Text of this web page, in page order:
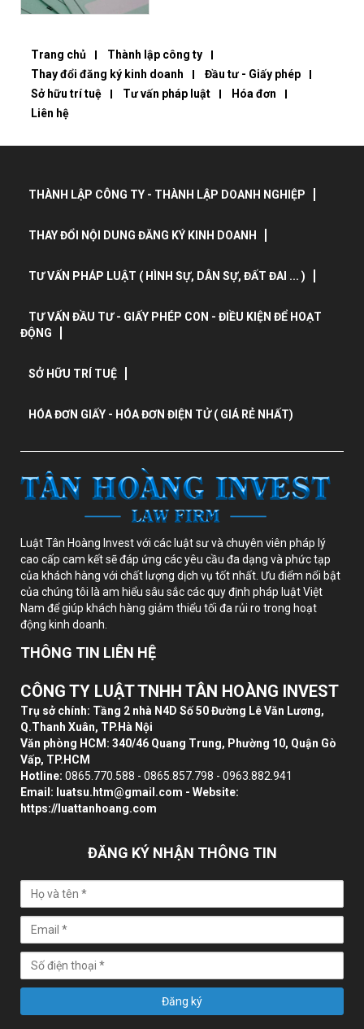
Trang chủ
Thành lập công ty
Thay đổi đăng ký kinh doanh
Đầu tư - Giấy phép
Sở hữu trí tuệ
Tư vấn pháp luật
Hóa đơn
Liên hệ
THÀNH LẬP CÔNG TY - THÀNH LẬP DOANH NGHIỆP
THAY ĐỔI NỘI DUNG ĐĂNG KÝ KINH DOANH
TƯ VẤN PHÁP LUẬT ( HÌNH SỰ, DÂN SỰ, ĐẤT ĐAI ... )
TƯ VẤN ĐẦU TƯ - GIẤY PHÉP CON - ĐIỀU KIỆN ĐỂ HOẠT
ĐỘNG
SỞ HỮU TRÍ TUỆ
HÓA ĐƠN GIẤY - HÓA ĐƠN ĐIỆN TỬ ( GIÁ RẺ NHẤT)
Luật Tân Hoàng Invest với các luật sư và chuyên viên pháp lý
cao cấp cam kết sẽ đáp ứng các yêu cầu đa dạng và phức tạp
của khách hàng với chất lượng dịch vụ tốt nhất. Ưu điểm nổi bật
của chúng tôi là am hiểu sâu sắc các quy định pháp luật Việt
Nam để giúp khách hàng giảm thiểu tối đa rủi ro trong hoạt
động kinh doanh.
THÔNG TIN LIÊN HỆ
CÔNG TY LUẬT TNHH TÂN HOÀNG INVEST
Trụ sở chính: Tầng 2 nhà N4D Số 50 Đường Lê Văn Lương,
Q.Thanh Xuân, TP.Hà Nội
Văn phòng HCM: 340/46 Quang Trung, Phường 10, Quận Gò
Vấp, TP.HCM
Hotline: 0865.770.588 - 0865.857.798 - 0963.882.941
Email: luatsu.htm@gmail.com - Website:
https://luattanhoang.com
ĐĂNG KÝ NHẬN THÔNG TIN
Đăng ký